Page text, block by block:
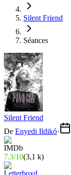
Silent Friend
Séances
Silent Friend
De Enyedi Ildikó·
7.3/10(3,1 k)